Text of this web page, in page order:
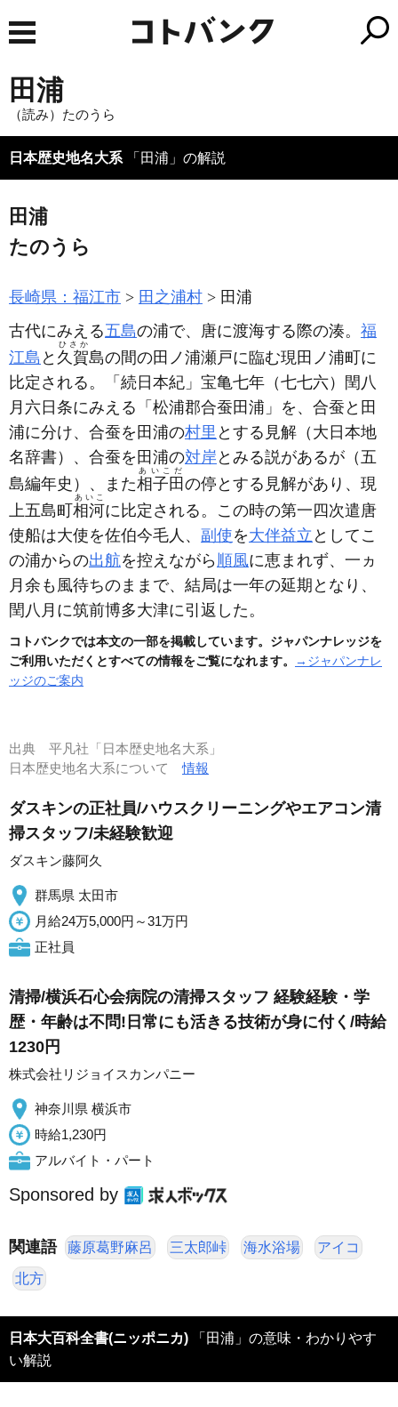
田浦
（読み）たのうら
日本歴史地名大系 「田浦」の解説
田浦
たのうら
長崎県：福江市 田之浦村
田浦
古代にみえる五島の浦で、唐に渡海する際の湊。 福
江島 と 久賀
ひさか
島の間の田ノ浦瀬戸に臨む現田ノ浦町に
比定される。「続日本紀」宝亀七年 （七七六） 閏八
月六日条にみえる「松浦郡合蚕田浦」を、合蚕と田
浦に分け、合蚕を田浦の村里 とする見解 （大日本地
名辞書） 、合蚕を田浦の対岸 とみる説があるが （五
島編年史） 、また相子田
あいこだ
の停とする見解があり、現
上五島町 相河
あいこ
に比定される。この時の第一四次遣唐
使船は大使を佐伯今毛人、 副使を大伴益立 としてこ
の浦からの出航を控えながら 順風に恵まれず、一ヵ
月余も風待ちのままで、結局は一年の延期となり、
閏八月に筑前博多大津に引返した。
コトバンクでは本文の一部を掲載しています。ジャパンナレッジを
ご利用いただくとすべての情報をご覧になれます。
→ジャパンナレ
ッジのご案内
出典 平凡社「日本歴史地名大系」
日本歴史地名大系について情報
ダスキンの正社員/ハウスクリーニングやエアコン清
掃スタッフ/未経験歓迎
ダスキン藤阿久
群馬県 太田市
月給24万5,000円～31万円
正社員
清掃/横浜石心会病院の清掃スタッフ 経験経験・学
歴・年齢は不問!日常にも活きる技術が身に付く/時給
1230円
株式会社リジョイスカンパニー
神奈川県 横浜市
時給1,230円
アルバイト・パート
Sponsored by
関連語 藤原葛野麻呂 三太郎峠 海水浴場 アイコ
北方
日本大百科全書(ニッポニカ)
い解説